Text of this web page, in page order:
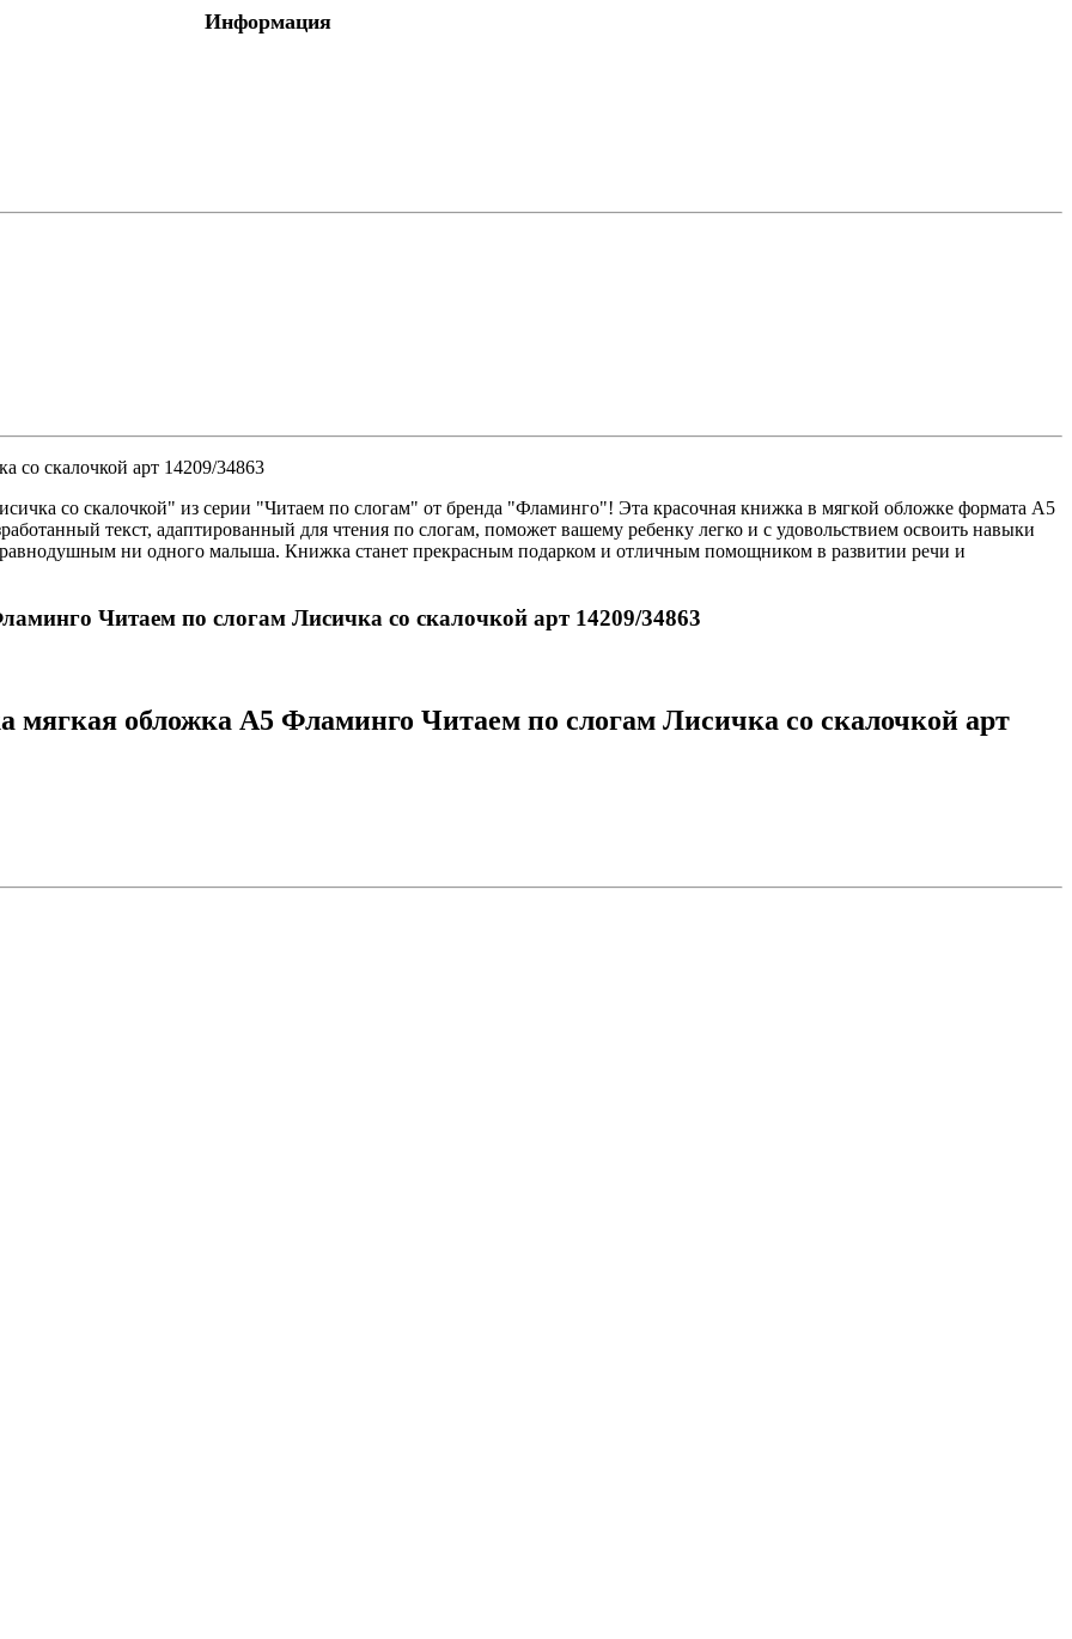
Информация
скалочкой арт 14209/34863
со скалочкой" из серии "Читаем по слогам" от бренда "Фламинго"! Эта красочная книжка в мягкой обложке формата А5
текст, адаптированный для чтения по слогам, поможет вашему ребенку легко и с удовольствием освоить навыки
равнодушным ни одного малыша. Книжка станет прекрасным подарком и отличным помощником в развитии речи и
Читаем по слогам Лисичка со скалочкой арт 14209/34863
обложка А5 Фламинго Читаем по слогам Лисичка со скалочкой арт